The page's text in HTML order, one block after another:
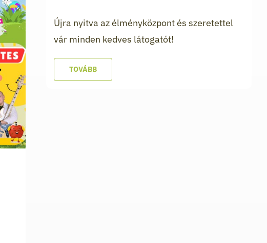
Újra nyitva az élményközpont és szeretettel
vár minden kedves látogatót!
TOVÁBB